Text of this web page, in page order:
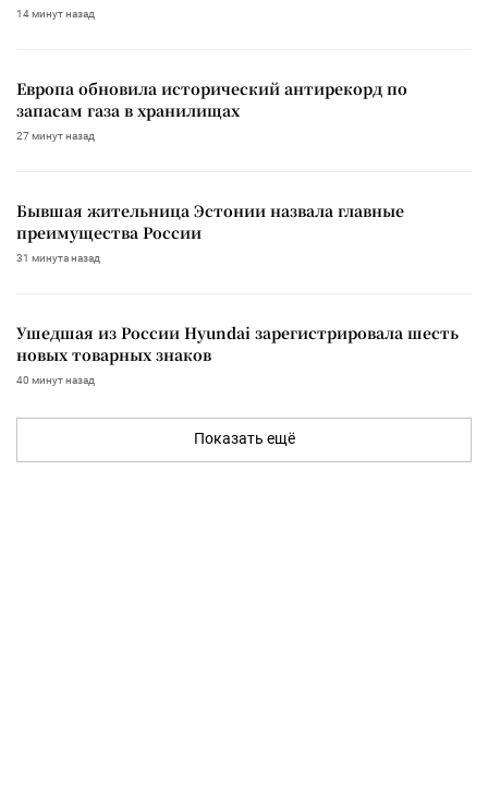
14 минут назад
Европа обновила исторический антирекорд по
запасам газа в хранилищах
27 минут назад
Бывшая жительница Эстонии назвала главные
преимущества России
31 минута назад
Ушедшая из России Hyundai зарегистрировала шесть
новых товарных знаков
40 минут назад
Показать ещё